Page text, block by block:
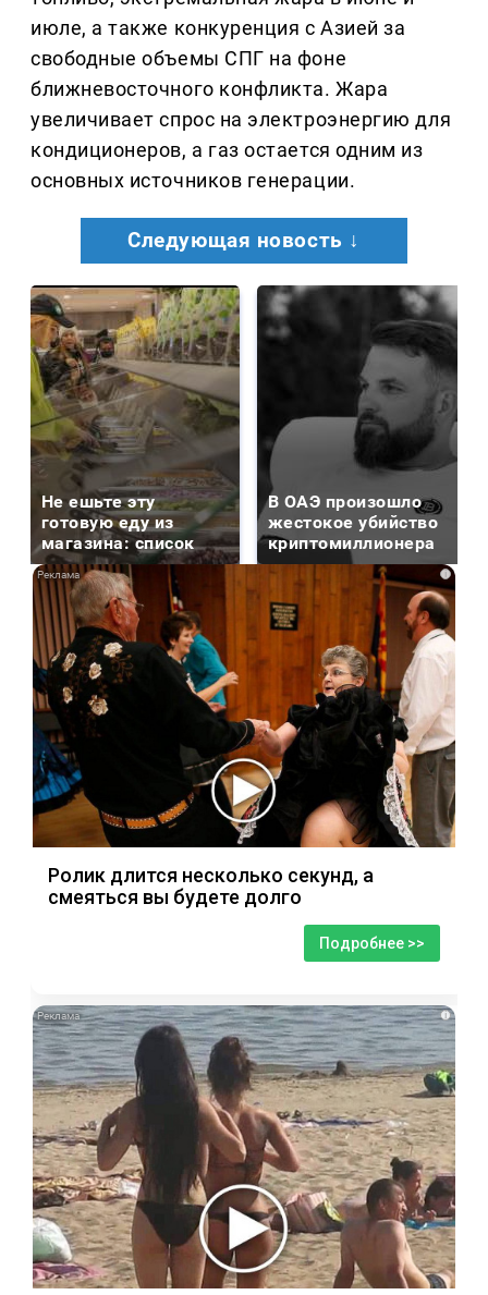
июле, а также конкуренция с Азией за
свободные объемы СПГ на фоне
ближневосточного конфликта. Жара
увеличивает спрос на электроэнергию для
кондиционеров, а газ остается одним из
основных источников генерации.
Следующая новость ↓
Не ешьте эту
готовую еду из
магазина: список
В ОАЭ произошло
жестокое убийство
криптомиллионера
i
Ролик длится несколько секунд, а
смеяться вы будете долго
Подробнее >>
i